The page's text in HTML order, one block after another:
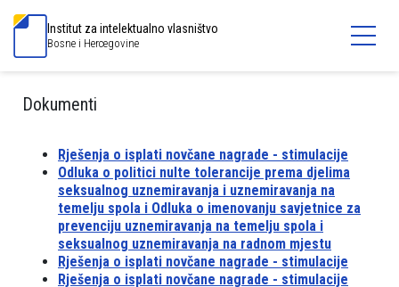
Institut za intelektualno vlasništvo
Bosne i Hercegovine
Dokumenti
Rješenja o isplati novčane nagrade - stimulacije
Odluka o politici nulte tolerancije prema djelima
seksualnog uznemiravanja i uznemiravanja na
temelju spola i Odluka o imenovanju savjetnice za
prevenciju uznemiravanja na temelju spola i
seksualnog uznemiravanja na radnom mjestu
Rješenja o isplati novčane nagrade - stimulacije
Rješenja o isplati novčane nagrade - stimulacije